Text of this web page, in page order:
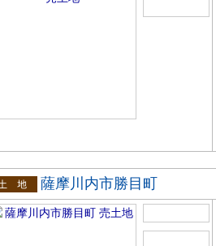
地
薩摩川内市勝目町